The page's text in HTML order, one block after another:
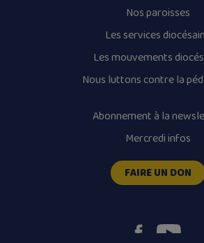
Nos paroisses
Les services
Les mouvements
Nous luttons contre la
Abonnement à la
Mercredi infos
FAIRE UN DON